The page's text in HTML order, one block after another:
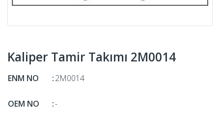
Kaliper Tamir Takımı 2M0014
ENM NO :2M0014
OEM NO :-